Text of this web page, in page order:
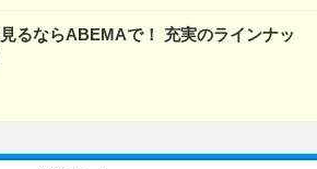
るならABEMAで！ 充実のラインナッ